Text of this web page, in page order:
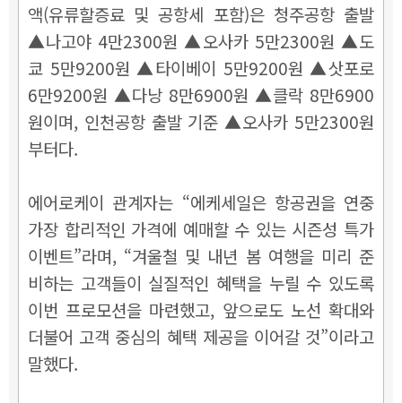
액(유류할증료 및 공항세 포함)은 청주공항 출발
▲나고야 4만2300원 ▲오사카 5만2300원 ▲도
쿄 5만9200원 ▲타이베이 5만9200원 ▲삿포로
6만9200원 ▲다낭 8만6900원 ▲클락 8만6900
원이며, 인천공항 출발 기준 ▲오사카 5만2300원
부터다.
에어로케이 관계자는 “에케세일은 항공권을 연중
가장 합리적인 가격에 예매할 수 있는 시즌성 특가
이벤트”라며, “겨울철 및 내년 봄 여행을 미리 준
비하는 고객들이 실질적인 혜택을 누릴 수 있도록
이번 프로모션을 마련했고, 앞으로도 노선 확대와
더불어 고객 중심의 혜택 제공을 이어갈 것”이라고
말했다.